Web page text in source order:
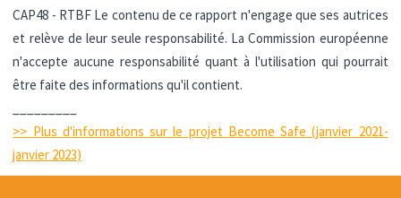
CAP48 - RTBF Le contenu de ce rapport n'engage que ses autrices
et relève de leur seule responsabilité. La Commission européenne
n'accepte aucune responsabilité quant à l'utilisation qui pourrait
être faite des informations qu'il contient.
>> Plus d'informations sur le projet Become Safe (janvier 2021-
janvier 2023)